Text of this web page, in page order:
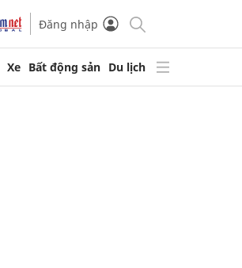
Đăng nhập
Xe Bất động sản Du lịch